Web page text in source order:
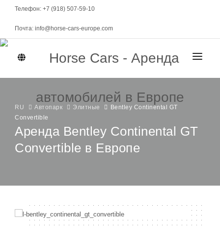
Телефон: +7 (918) 507-59-10
Почта: info@horse-cars-europe.com
ГОРОДА
Женева
Давос
АВТОПАРК
Представительские
УСЛОВИЯ АРЕНДЫ
RU Автопарк Элитные
Bentley Continental GT
Convertible
Аренда Bentley Continental GT
Convertible в Европе